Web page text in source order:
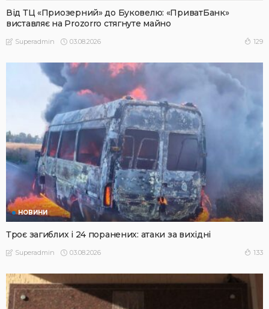
Від ТЦ «Приозерний» до Буковелю: «ПриватБанк»
виставляє на Prozorro стягнуте майно
Superadmin 03.08.2026 129
НОВИНИ
Троє загиблих і 24 поранених: атаки за вихідні
Superadmin 03.08.2026 133